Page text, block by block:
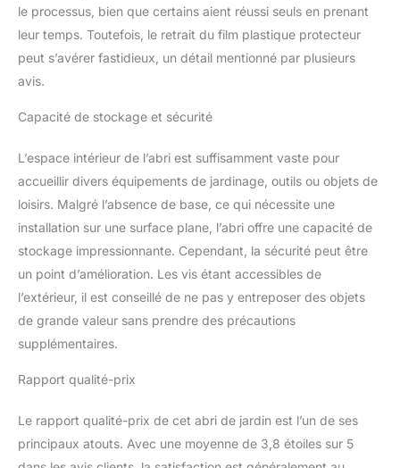
rangement etanche est
doté d'un toit incliné
pour permettre à l'eau de
empêche l'accumulation
l'humidité de pénétrer à
d'endommager le cadre.
De plus, les coins du toit
sont équipés d'une
protection des bords, ce
sécurité. Taille du toit :
170 x 96 cm. 【Grande
Porte avec Verrou】La
d'un verrou pour éloigner
les animaux et empêcher
la porte d'être arrachée
le processus, bien que certains aient réussi seuls en prenant
leur temps. Toutefois, le retrait du film plastique protecteur
peut s’avérer fastidieux, un détail mentionné par plusieurs
avis.
Capacité de stockage et sécurité
L’espace intérieur de l’abri est suffisamment vaste pour
accueillir divers équipements de jardinage, outils ou objets de
loisirs. Malgré l’absence de base, ce qui nécessite une
installation sur une surface plane, l’abri offre une capacité de
stockage impressionnante. Cependant, la sécurité peut être
un point d’amélioration. Les vis étant accessibles de
l’extérieur, il est conseillé de ne pas y entreposer des objets
de grande valeur sans prendre des précautions
supplémentaires.
Rapport qualité-prix
Le rapport qualité-prix de cet abri de jardin est l’un de ses
principaux atouts. Avec une moyenne de 3,8 étoiles sur 5